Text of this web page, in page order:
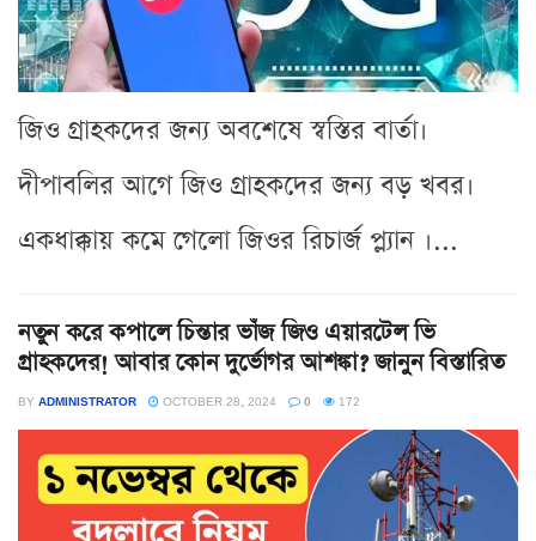
জিও গ্রাহকদের জন্য অবশেষে স্বস্তির বার্তা।
দীপাবলির আগে জিও গ্রাহকদের জন্য বড় খবর।
একধাক্কায় কমে গেলো জিওর রিচার্জ প্ল্যান ।...
নতুন করে কপালে চিন্তার ভাঁজ জিও এয়ারটেল ভি
গ্রাহকদের! আবার কোন দুর্ভোগর আশঙ্কা? জানুন বিস্তারিত
BY ADMINISTRATOR OCTOBER 28, 2024 0 172